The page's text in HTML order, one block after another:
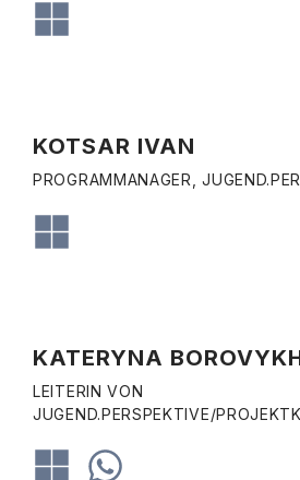
KOTSAR IVAN
PROGRAMMANAGER,
KATERYNA
LEITERIN VON
JUGEND.PERSPEKTIVE/